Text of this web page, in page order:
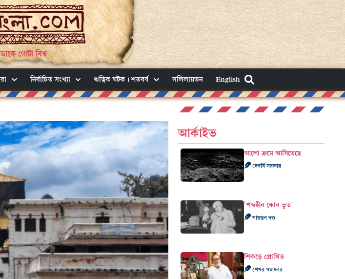
গোটা বিশ্ব
নির্বাচিত সংখ্যা ঋত্বিক ঘটক। শতবর্ষ সলিলায়তন English
আর্কাইভ
আলো ক্রমে আসিতেছে
দেবর্ষি সরকার
‘শব্দহীন কোন ভূত’
সায়ন্তন দত্ত
শিকড়ে প্রোথিত
শেখর সমাদ্দার